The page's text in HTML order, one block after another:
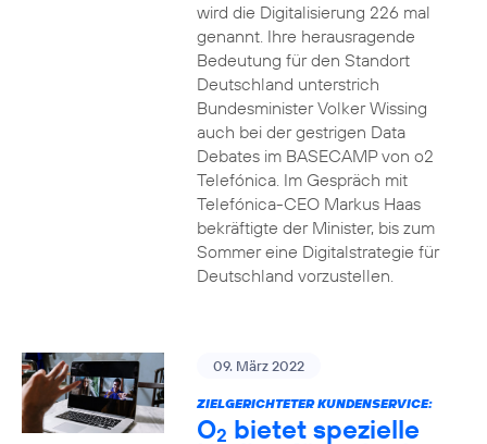
wird die Digitalisierung 226 mal
genannt. Ihre herausragende
Bedeutung für den Standort
Deutschland unterstrich
Bundesminister Volker Wissing
auch bei der gestrigen Data
Debates im BASECAMP von o2
Telefónica. Im Gespräch mit
Telefónica-CEO Markus Haas
bekräftigte der Minister, bis zum
Sommer eine Digitalstrategie für
Deutschland vorzustellen.
09. März 2022
ZIELGERICHTETER KUNDENSERVICE:
O2 bietet spezielle